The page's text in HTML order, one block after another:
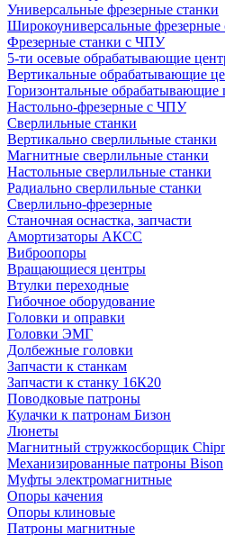
Универсальные фрезерные станки
Широкоуниверсальные фрезерные
Фрезерные станки с ЧПУ
5-ти осевые обрабатывающие
Вертикальные обрабатывающие
Горизонтальные
Настольно-фрезерные с ЧПУ
Сверлильные станки
Вертикально сверлильные станки
Магнитные сверлильные станки
Настольные сверлильные станки
Радиально сверлильные станки
Сверлильно-фрезерные
Станочная оснастка, запчасти
Амортизаторы АКСС
Виброопоры
Вращающиеся центры
Втулки переходные
Гибочное оборудование
Головки и оправки
Головки ЭМГ
Долбежные головки
Запчасти к станкам
Запчасти к станку 16К20
Поводковые патроны
Кулачки к патронам Бизон
Люнеты
Магнитный стружкосборщик
Механизированные патроны Bison
Муфты электромагнитные
Опоры качения
Опоры клиновые
Патроны магнитные